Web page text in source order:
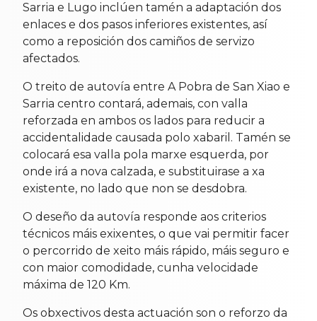
Sarria e Lugo inclúen tamén a adaptación dos
enlaces e dos pasos inferiores existentes, así
como a reposición dos camiños de servizo
afectados.
O treito de autovía entre A Pobra de San Xiao e
Sarria centro contará, ademais, con valla
reforzada en ambos os lados para reducir a
accidentalidade causada polo xabaril. Tamén se
colocará esa valla pola marxe esquerda, por
onde irá a nova calzada, e substituirase a xa
existente, no lado que non se desdobra.
O deseño da autovía responde aos criterios
técnicos máis exixentes, o que vai permitir facer
o percorrido de xeito máis rápido, máis seguro e
con maior comodidade, cunha velocidade
máxima de 120 Km.
Os obxectivos desta actuación son o reforzo da